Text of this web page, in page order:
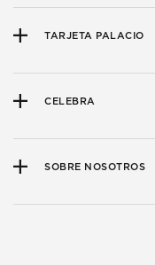
TARJETA PALACIO
CELEBRA
SOBRE NOSOTROS